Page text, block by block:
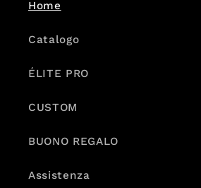
Home
Catalogo
ÉLITE PRO
CUSTOM
BUONO REGALO
Assistenza